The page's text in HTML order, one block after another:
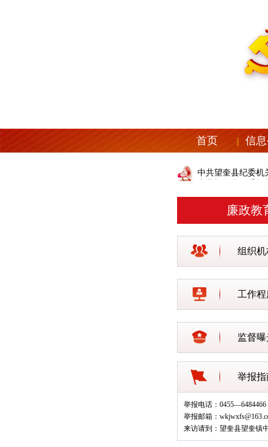
首页 信
中共望奎县纪委机
廉政教
组织机
工作
监督
举报指
举报电话：0455—6484466
举报邮箱：
来访请到：望奎县望奎镇